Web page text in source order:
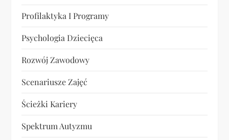
Profilaktyka I Programy
Psychologia Dziecięca
Rozwój Zawodowy
Scenariusze Zajęć
Ścieżki Kariery
Spektrum Autyzmu